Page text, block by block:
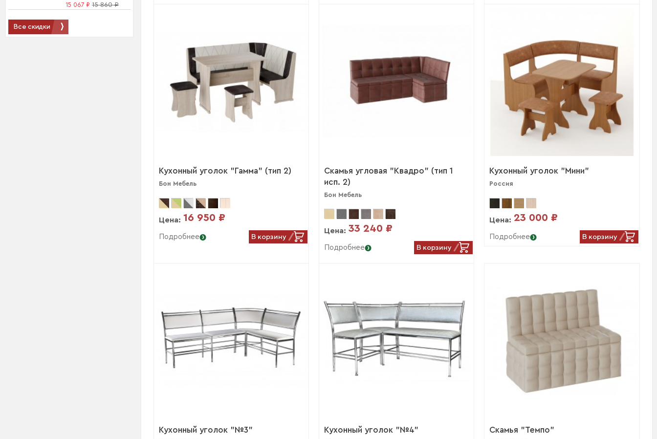
15 067 ₽ 15 860 ₽
Все скидки
Кухонный уголок "Гамма" (тип 2)
Бон Мебель
Цена: 16 950 ₽
Подробнее В корзину
Скамья угловая "Квадро" (тип 1
исп. 2)
Бон Мебель
Цена: 33 240 ₽
Подробнее В корзину
Кухонный уголок "Мини"
Россия
Цена: 23 000 ₽
Подробнее В корзину
Кухонный уголок "№3" Кухонный уголок "№4" Скамья "Темпо"